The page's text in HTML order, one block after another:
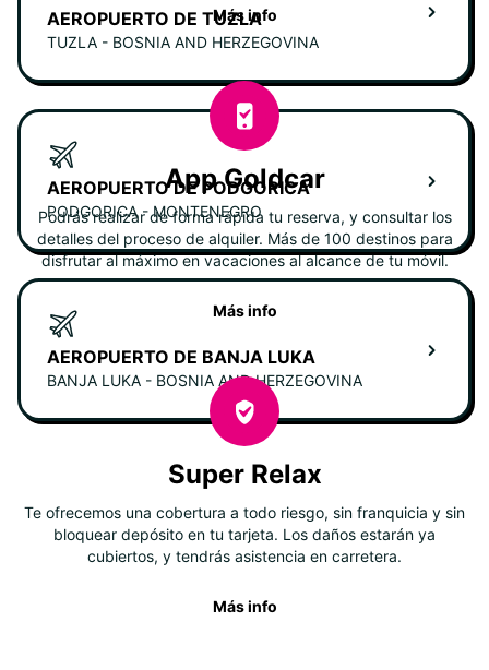
AEROPUERTO DE TUZLA
TUZLA - BOSNIA AND HERZEGOVINA
AEROPUERTO DE PODGORICA
PODGORICA - MONTENEGRO
AEROPUERTO DE BANJA LUKA
BANJA LUKA - BOSNIA AND HERZEGOVINA
Más info
App Goldcar
Podrás realizar de forma rápida tu reserva, y consultar los
detalles del proceso de alquiler. Más de 100 destinos para
disfrutar al máximo en vacaciones al alcance de tu móvil.
Más info
Super Relax
Te ofrecemos una cobertura a todo riesgo, sin franquicia y sin
bloquear depósito en tu tarjeta. Los daños estarán ya
cubiertos, y tendrás asistencia en carretera.
Más info